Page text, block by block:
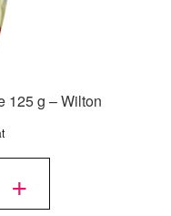
125 g – Wilton
+